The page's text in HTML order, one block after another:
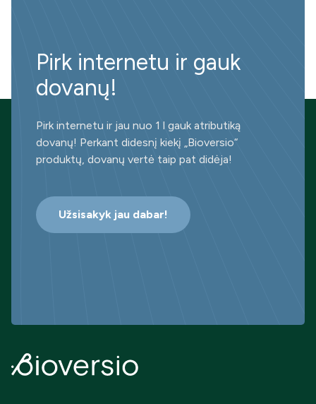
Pirk internetu ir gauk
dovanų!
Pirk internetu ir jau nuo 1 l gauk atributiką
dovanų! Perkant didesnį kiekį „Bioversio“
produktų, dovanų vertė taip pat didėja!
Užsisakyk jau dabar!